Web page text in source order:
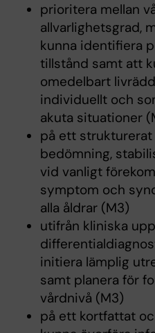
prioritera mellan
allvarlighetsgrad,
kunna identifiera
tillstånd samt att
omedelbart
individuellt och
akuta situationer
på ett
bedömning,
vid vanligt
symptom och
alla åldrar (M3)
utifrån kliniska
initiera lämplig
samt planera för
vårdnivå (M3)
på ett kortfattat